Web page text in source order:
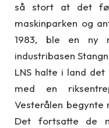
så stort at det
maskinparken og
1983, ble en ny
industribasen
LNS halte i land
med en
Vesterålen begynte
Det fortsatte de